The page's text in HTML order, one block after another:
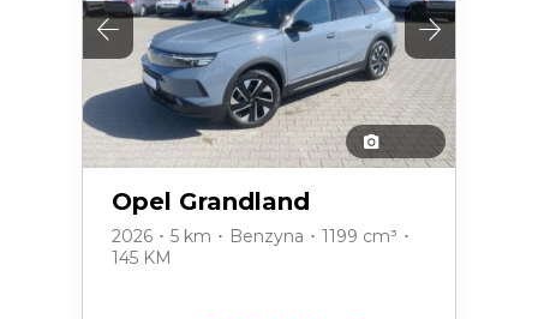
Opel Grandland
2026 ･ 5 km ･ Benzyna ･ 1199 cm³ ･
145 KM